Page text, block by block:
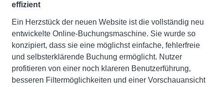
effizient
Ein Herzstück der neuen Website ist die vollständig neu
entwickelte Online-Buchungsmaschine. Sie wurde so
konzipiert, dass sie eine möglichst einfache, fehlerfreie
und selbsterklärende Buchung ermöglicht. Nutzer
profitieren von einer noch klareren Benutzerführung,
besseren Filtermöglichkeiten und einer Vorschauansicht